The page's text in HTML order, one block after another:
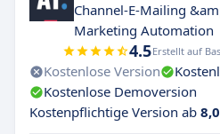
Channel-E-Mailing
Marketing Automation
4.5Erstellt auf
Kostenlose Version
Kostenlose Demoversion
Kostenpflichtige Version ab